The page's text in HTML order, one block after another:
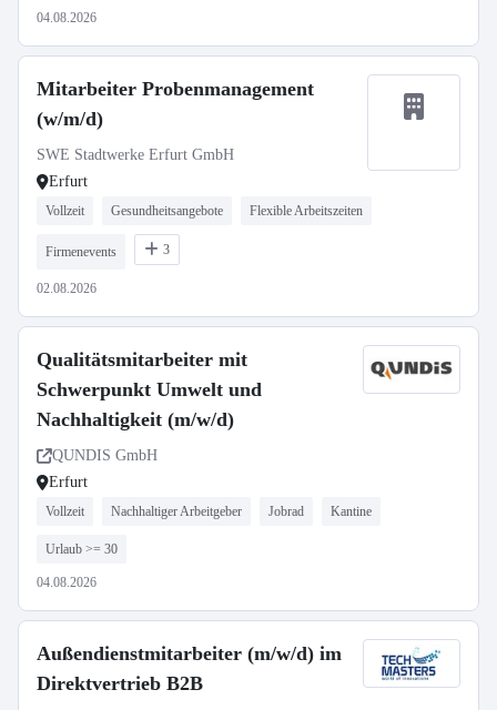
04.08.2026
Mitarbeiter Probenmanagement
(w/m/d)
SWE Stadtwerke Erfurt GmbH
Erfurt
Vollzeit Gesundheitsangebote Flexible Arbeitszeiten
Firmenevents 3
02.08.2026
Qualitätsmitarbeiter mit
Schwerpunkt Umwelt und
Nachhaltigkeit (m/w/d)
QUNDIS GmbH
Erfurt
Vollzeit Nachhaltiger Arbeitgeber Jobrad Kantine
Urlaub >= 30
04.08.2026
Außendienstmitarbeiter (m/w/d) im
Direktvertrieb B2B